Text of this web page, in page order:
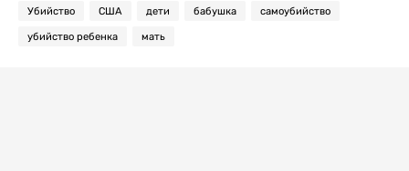
Убийство США дети бабушка самоубийство
убийство ребенка мать